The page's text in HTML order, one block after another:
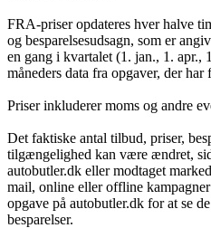
FRA-priser opdateres hver halve
og besparelsesudsagn, som er
en gang i kvartalet (1. jan., 1. apr.,
måneders data fra opgaver, der
Priser inkluderer moms og andre
Det faktiske antal tilbud, priser,
tilgængelighed kan være ændret,
autobutler.dk eller modtaget
mail, online eller offline
opgave på autobutler.dk for at se
besparelser.